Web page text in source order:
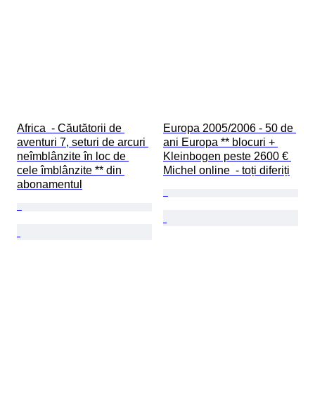
Africa  - Căutătorii de
aventuri 7, seturi de arcuri
neîmblânzite în loc de
cele îmblânzite ** din
abonamentul
Europa 2005/2006 - 50 de
ani Europa ** blocuri +
Kleinbogen peste 2600 €
Michel online  - toți diferiți